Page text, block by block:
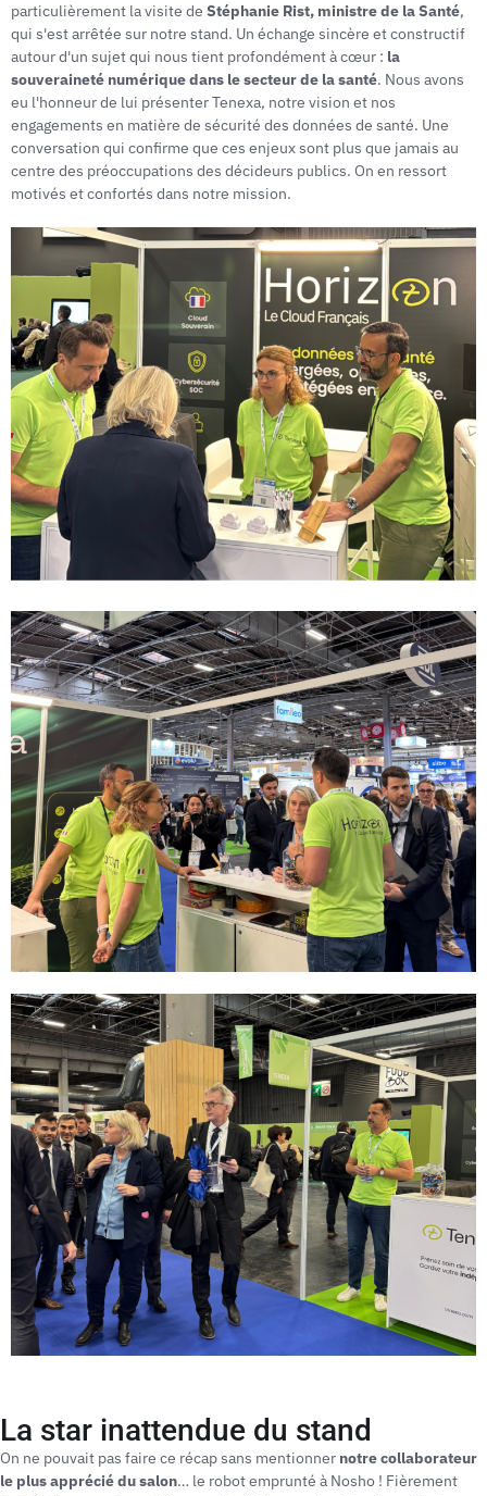
particulièrement la visite de Stéphanie Rist, ministre de la Santé,
qui s'est arrêtée sur notre stand. Un échange sincère et constructif
autour d'un sujet qui nous tient profondément à cœur : la
souveraineté numérique dans le secteur de la santé. Nous avons
eu l'honneur de lui présenter Tenexa, notre vision et nos
engagements en matière de sécurité des données de santé. Une
conversation qui confirme que ces enjeux sont plus que jamais au
centre des préoccupations des décideurs publics. On en ressort
motivés et confortés dans notre mission.
La star inattendue du stand
On ne pouvait pas faire ce récap sans mentionner notre collaborateur
le plus apprécié du salon… le robot emprunté à Nosho ! Fièrement